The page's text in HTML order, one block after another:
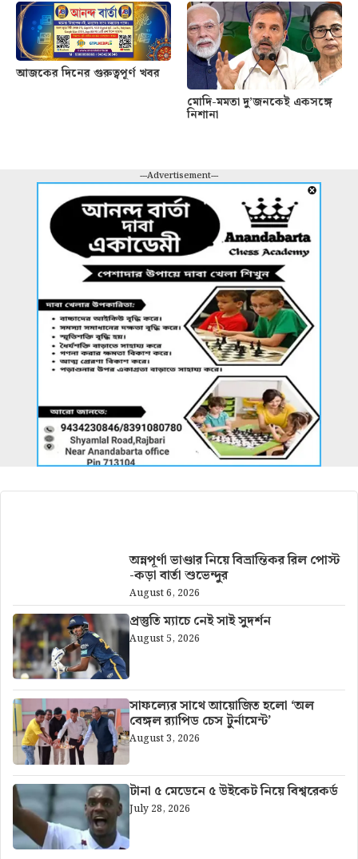
আজকের দিনের গুরুত্বপূর্ণ খবর
মোদি-মমতা দু’জনকেই একসঙ্গে
নিশানা
---Advertisement---
অন্নপূর্ণা ভাণ্ডার নিয়ে বিভ্রান্তিকর রিল পোস্ট
-কড়া বার্তা শুভেন্দুর
August 6, 2026
প্রস্তুতি ম্যাচে নেই সাই সুদর্শন
August 5, 2026
সাফল্যের সাথে আয়োজিত হলো ‘অল
বেঙ্গল র‍্যাপিড চেস টুর্নামেন্ট’
August 3, 2026
টানা ৫ মেডেনে ৫ উইকেট নিয়ে বিশ্বরেকর্ড
July 28, 2026